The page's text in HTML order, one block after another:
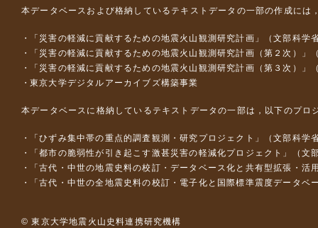
本データベースおよび格納しているテキストデータの一部の作成には
「災害の軽減に貢献するための地震火山観測研究計画」（文部科学
「災害の軽減に貢献するための地震火山観測研究計画（第２次）」
「災害の軽減に貢献するための地震火山観測研究計画（第３次）」
東京大学デジタルアーカイブズ構築事業
本データベースに格納しているテキストデータの一部は，以下のプロ
「ひずみ集中帯の重点的調査観測・研究プロジェクト」（文部科
「都市の脆弱性が引き起こす激甚災害の軽減化プロジェクト」（
「古代・中世の地震史料の校訂・データベース化と共有型拡張・
「古代・中世の全地震史料の校訂・電子化と国際標準震度データ
© 東京大学地震火山史料連携研究機構